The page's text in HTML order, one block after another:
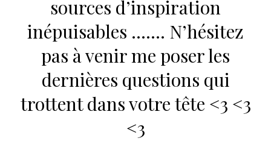
sources d’inspiration
inépuisables ……. N’hésitez
pas à venir me poser les
dernières questions qui
trottent dans votre tête <3 <3
<3